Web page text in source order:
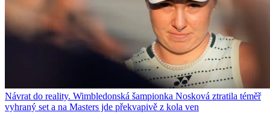
Návrat do reality. Wimbledonská šampionka Nosková ztratila téměř
vyhraný set a na Masters jde překvapivě z kola ven